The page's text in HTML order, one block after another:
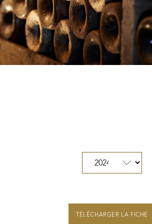
Des Climats qui font rêver
TÉLÉCHARGER LA FICHE